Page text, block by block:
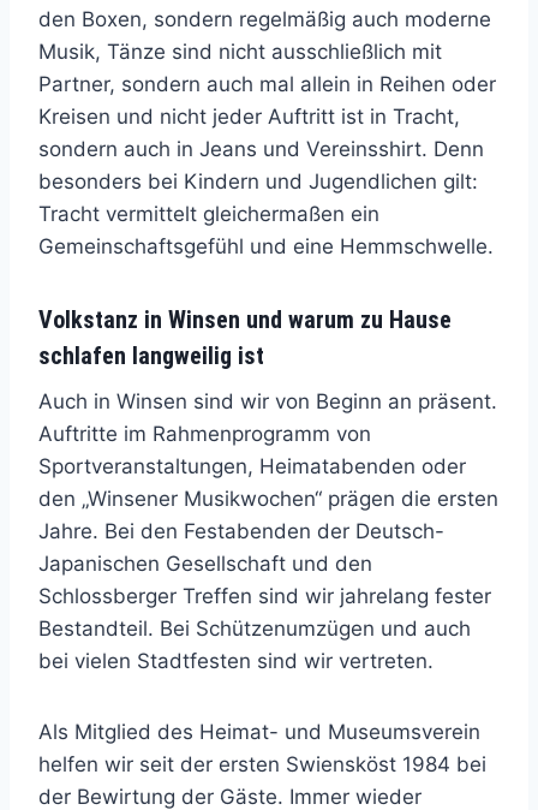
den Boxen, sondern regelmäßig auch moderne
Musik, Tänze sind nicht ausschließlich mit
Partner, sondern auch mal allein in Reihen oder
Kreisen und nicht jeder Auftritt ist in Tracht,
sondern auch in Jeans und Vereinsshirt. Denn
besonders bei Kindern und Jugendlichen gilt:
Tracht vermittelt gleichermaßen ein
Gemeinschaftsgefühl und eine Hemmschwelle.
Volkstanz in Winsen und warum zu Hause
schlafen langweilig ist
Auch in Winsen sind wir von Beginn an präsent.
Auftritte im Rahmenprogramm von
Sportveranstaltungen, Heimatabenden oder
den „Winsener Musikwochen“ prägen die ersten
Jahre. Bei den Festabenden der Deutsch-
Japanischen Gesellschaft und den
Schlossberger Treffen sind wir jahrelang fester
Bestandteil. Bei Schützenumzügen und auch
bei vielen Stadtfesten sind wir vertreten.
Als Mitglied des Heimat- und Museumsverein
helfen wir seit der ersten Swiensköst 1984 bei
der Bewirtung der Gäste. Immer wieder